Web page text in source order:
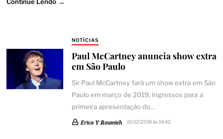
NOTÍCIAS
Paul McCartney anuncia show extra
em São Paulo
Sir Paul McCartney fará um show extra em São
Paulo em março de 2019. Ingressos para a
primeira apresentação do…
Erica Y Roumieh 10/12/2018 às 14:42